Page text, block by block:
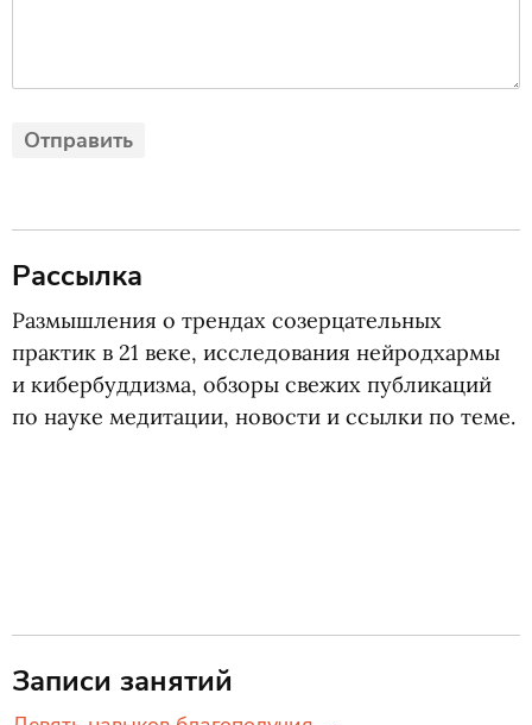
Рассылка
Размышления о трендах созерцательных
практик в 21 веке, исследования нейродхармы
и кибербуддизма, обзоры свежих публикаций
по науке медитации, новости и ссылки по теме.
Записи занятий